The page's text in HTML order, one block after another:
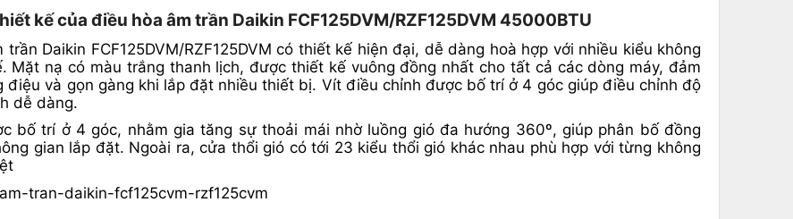
kế của điều hòa âm trần Daikin FCF125DVM/RZF125DVM 45000BTU
trần Daikin FCF125DVM/RZF125DVM có thiết kế hiện đại, dễ dàng hoà hợp với nhiều kiểu không
Mặt nạ có màu trắng thanh lịch, được thiết kế vuông đồng nhất cho tất cả các dòng máy, đảm
điệu và gọn gàng khi lắp đặt nhiều thiết bị. Vít điều chỉnh được bố trí ở 4 góc giúp điều chỉnh độ
dễ dàng.
bố trí ở 4 góc, nhằm gia tăng sự thoải mái nhờ luồng gió đa hướng 360º, giúp phân bố đồng
gian lắp đặt. Ngoài ra, cửa thổi gió có tới 23 kiểu thổi gió khác nhau phù hợp với từng không